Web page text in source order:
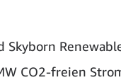
Skyborn
CO2-freien